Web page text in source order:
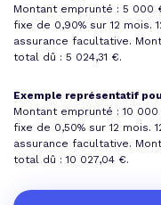
Montant emprunté : 5 000
fixe de 0,90% sur 12 mois.
assurance facultative.
total dû : 5 024,31 €.
Exemple représentatif
Montant emprunté : 10
fixe de 0,50% sur 12 mois.
assurance facultative.
total dû : 10 027,04 €.